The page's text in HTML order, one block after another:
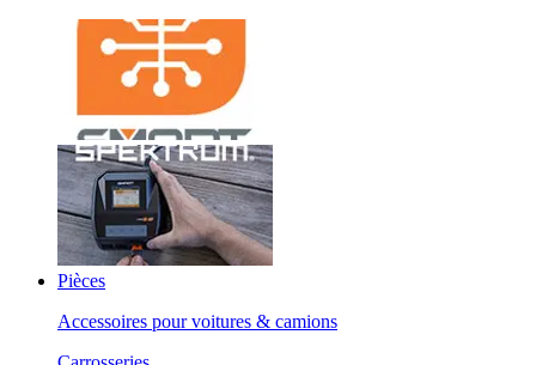
Pièces
Accessoires pour voitures & camions